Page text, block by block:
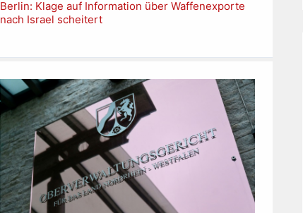
Berlin: Klage auf Information über Waffenexporte
nach Israel scheitert